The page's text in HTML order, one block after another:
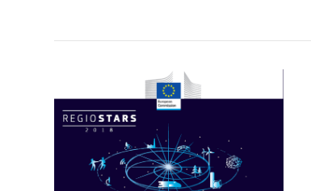
AFFICHER